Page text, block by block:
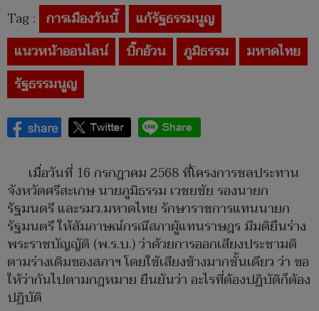
Tag : การเมืองวันนี้
แก้รัฐธรรมนูญ
แนวหน้าออนไลน์
บิ๊กอ้วน ภูมิธรรม
มหาดไทย
รัฐธรรมนูญ
เมื่อวันที่ 16 กรกฎาคม 2568 ที่โครงการชลประทาน
จังหวัดศรีสะเกษ นายภูมิธรรม เวชยชัย รองนายก
รัฐมนตรี และรมว.มหาดไทย รักษาราชการแทนนายก
รัฐมนตรี ให้สัมภาษณ์กรณีสภาผู้แทนราษฎร มีมติยืนร่าง
พระราชบัญญัติ (พ.ร.บ.) ว่าด้วยการออกเสียงประชามติ
ตามร่างเดิมของสภาฯ โดยใช้เสียงข้างมากชั้นเดียว ว่า ขอ
ให้ว่ากันไปตามกฎหมาย ยืนยันว่า อะไรที่ต้องปฏิบัติก็ต้อง
ปฏิบัติ